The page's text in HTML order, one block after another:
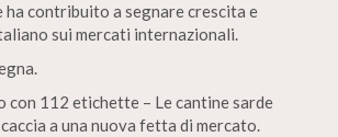
ha contribuito a segnare crescita e
sui mercati internazionali.
con 112 etichette – Le cantine sarde
a una nuova fetta di mercato.